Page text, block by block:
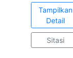
Tampilkan
Detail
Sitasi